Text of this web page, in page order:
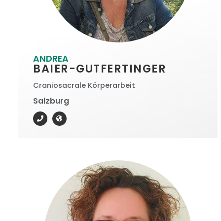
ANDREA
BAIER-GUTFERTINGER
Craniosacrale Körperarbeit
Salzburg